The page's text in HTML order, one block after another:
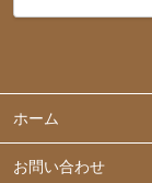
ホーム
お問い合わせ